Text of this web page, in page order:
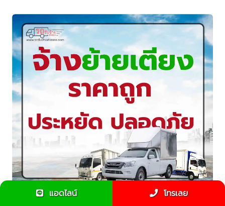
แอดไลน์ โทรเลย